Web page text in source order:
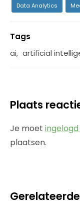
Data Analytics
Tags
ai, artificial
Plaats
Je moet ingelogd
plaatsen.